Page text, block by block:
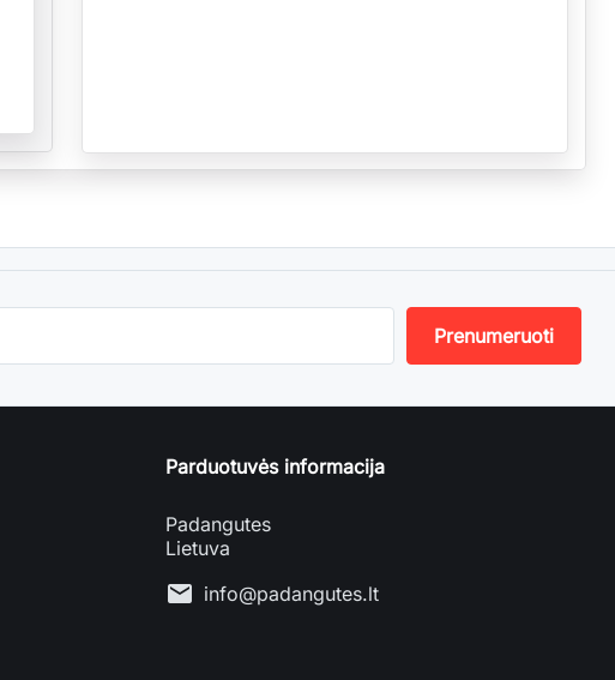
Parduotuvės informacija
Padangutes
Lietuva
mail info@padangutes.lt